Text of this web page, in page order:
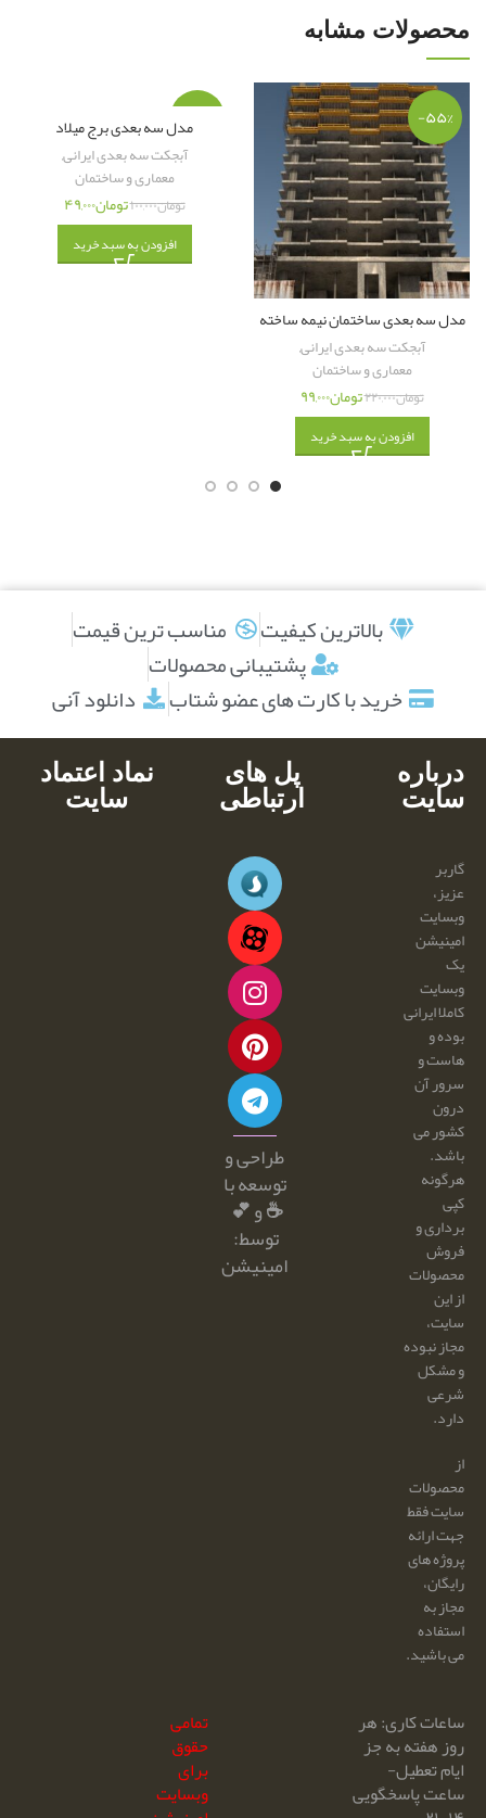
فقط۱۷۹ هزار تومان
نام مدل سه بعدی : ستون تخت جمشید(رئال)
فرمت : fbx و c۴d
تکسچر : دارد
طراحی شده با : C۴D
حجم کل فایل : ۱۳۱ مگابایت
محصولات مشابه
-۵۵%
مدل سه بعدی ساختمان نیمه ساخته
آبجکت سه بعدی ایرانی,
معماری و ساختمان
تومان۲۲۰,۰۰۰تومان۹۹,۰۰۰
افزودن به سبد خرید
مدل سه بعدی برج میلاد
آبجکت سه بعدی ایرانی,
معماری و ساختمان
تومان۱۰۰,۰۰۰تومان۴۹,۰۰۰
افزودن به سبد خرید
بالاترین کیفیت
مناسب ترین قیمت
پشتیبانی محصولات
خرید با کارت های عضو شتاب
دانلود آنی
درباره
سایت
پل های
ارتباطی
نماد اعتماد
سایت
گاربر
عزیز،
وبسایت
امینیشن
یک
وبسایت
کاملا ایرانی
بوده و
هاست و
سرور آن
درون
کشور می
باشد.
هرگونه
کپی
برداری و
فروش
محصولات
از این
سایت،
مجاز نبوده
و مشکل
شرعی
دارد.
از
محصولات
سایت فقط
جهت ارائه
پروژه های
رایگان،
مجاز به
استفاده
می باشید.
طراحی و
توسعه با
☕ و 💕
توسط:
امینیشن
ساعات کاری: هر
روز هفته به جز
ایام تعطیل-
ساعت پاسخگویی
تمامی
حقوق
برای
وبسایت